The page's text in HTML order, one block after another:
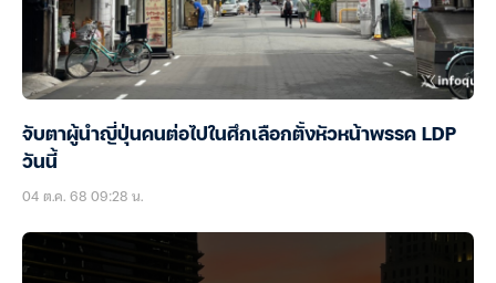
จับตาผู้นำญี่ปุ่นคนต่อไปในศึกเลือกตั้งหัวหน้าพรรค LDP
วันนี้
04 ต.ค. 68 09:28 น.